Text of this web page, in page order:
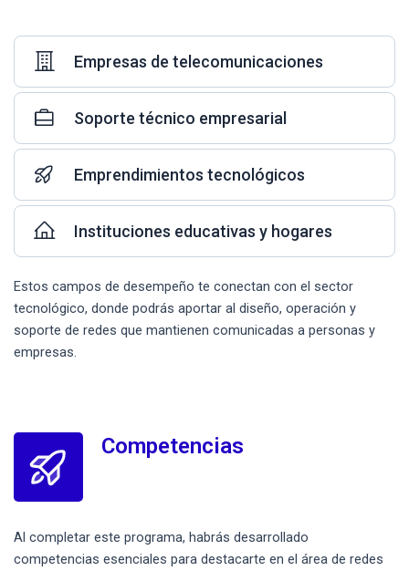
Empresas de telecomunicaciones
Soporte técnico empresarial
Emprendimientos tecnológicos
Instituciones educativas y hogares
Estos campos de desempeño te conectan con el sector
tecnológico, donde podrás aportar al diseño, operación y
soporte de redes que mantienen comunicadas a personas y
empresas.
Competencias
Al completar este programa, habrás desarrollado
competencias esenciales para destacarte en el área de redes